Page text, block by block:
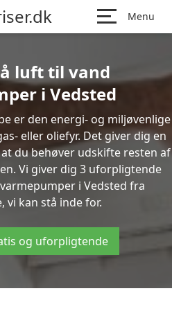
Menu
luft til vand
i Vedsted
er den energi- og miljøvenlige
eller oliefyr. Det giver dig en
du behøver udskifte resten af
Vi giver dig 3 uforpligtende
i Vedsted fra
vi kan stå inde for.
og uforpligtende